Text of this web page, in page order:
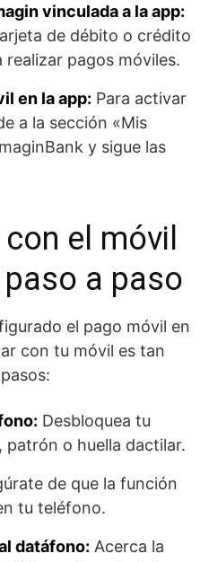
vinculada a la app:
de débito o crédito
realizar pagos móviles.
en la app: Para activar
a la sección «Mis
y sigue las
el móvil
a paso
el pago móvil en
con tu móvil es tan
Desbloquea tu
o huella dactilar.
de que la función
tu teléfono.
datáfono: Acerca la